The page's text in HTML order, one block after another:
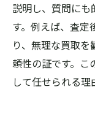
説明し、質問にも
す。例えば、査定
り、無理な買取
頼性の証です。
して任せられる理